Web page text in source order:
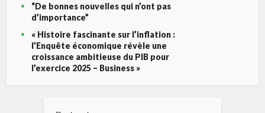
“De bonnes nouvelles qui n’ont pas
d’importance”
« Histoire fascinante sur l’inflation :
l’Enquête économique révèle une
croissance ambitieuse du PIB pour
l’exercice 2025 – Business »